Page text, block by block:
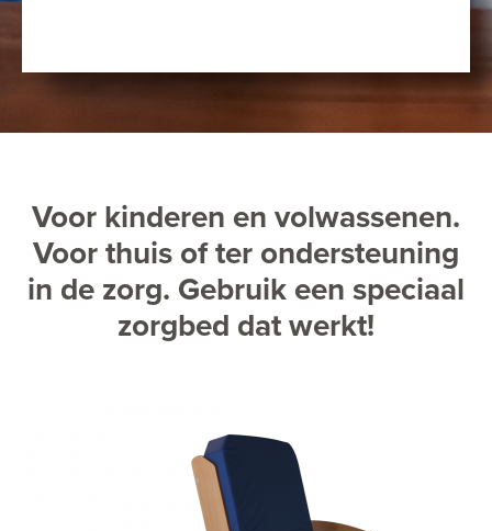
Voor kinderen en volwassenen.
Voor thuis of ter ondersteuning
in de zorg. Gebruik een speciaal
zorgbed dat werkt!